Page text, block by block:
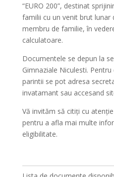
“EURO 200”, destinat
familii cu un venit brut lunar
membru de familie, în
calculatoare.
Documentele se depun la
Gimnaziale Niculesti.
parintii se pot adresa
invatamant sau accesand
Vă invităm să citiți cu
pentru a afla mai multe
eligibilitate.